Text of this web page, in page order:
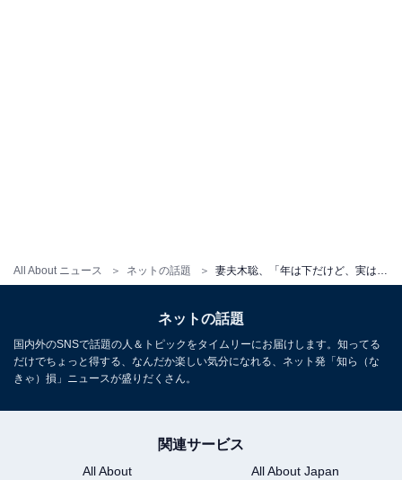
All About ニュース ネットの話題
ネットの話題
国内外のSNSで話題の人＆トピックをタイムリーにお届けします。知ってる
だけでちょっと得する、なんだか楽しい気分になれる、ネット発「知ら（な
きゃ）損」ニュースが盛りだくさん。
関連サービス
All About
All About Japan